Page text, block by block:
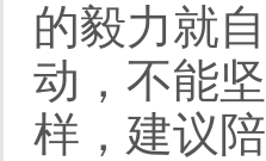
的毅力就
动，不能
样，建议